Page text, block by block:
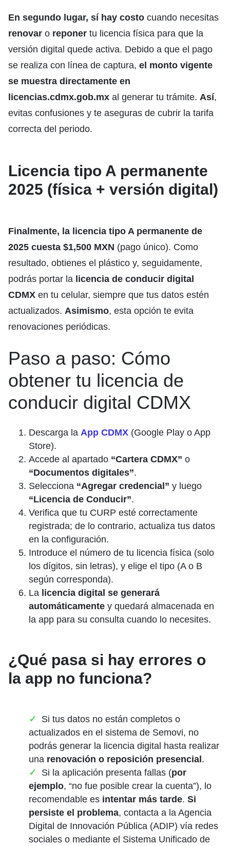
En segundo lugar, sí hay costo cuando necesitas
renovar o reponer tu licencia física para que la
versión digital quede activa. Debido a que el pago
se realiza con línea de captura, el monto vigente
se muestra directamente en
licencias.cdmx.gob.mx al generar tu trámite. Así,
evitas confusiones y te aseguras de cubrir la tarifa
correcta del periodo.
Licencia tipo A permanente
2025 (física + versión digital)
Finalmente, la licencia tipo A permanente de
2025 cuesta $1,500 MXN (pago único). Como
resultado, obtienes el plástico y, seguidamente,
podrás portar la licencia de conducir digital
CDMX en tu celular, siempre que tus datos estén
actualizados. Asimismo, esta opción te evita
renovaciones periódicas.
Paso a paso: Cómo
obtener tu licencia de
conducir digital CDMX
Descarga la App CDMX (Google Play o App
Store).
Accede al apartado “Cartera CDMX” o
“Documentos digitales”.
Selecciona “Agregar credencial” y luego
“Licencia de Conducir”.
Verifica que tu CURP esté correctamente
registrada; de lo contrario, actualiza tus datos
en la configuración.
Introduce el número de tu licencia física (solo
los dígitos, sin letras), y elige el tipo (A o B
según corresponda).
La licencia digital se generará
automáticamente y quedará almacenada en
la app para su consulta cuando lo necesites.
¿Qué pasa si hay errores o
la app no funciona?
Si tus datos no están completos o
actualizados en el sistema de Semovi, no
podrás generar la licencia digital hasta realizar
una renovación o reposición presencial.
Si la aplicación presenta fallas (por
ejemplo, “no fue posible crear la cuenta”), lo
recomendable es intentar más tarde. Si
persiste el problema, contacta a la Agencia
Digital de Innovación Pública (ADIP) vía redes
sociales o mediante el Sistema Unificado de